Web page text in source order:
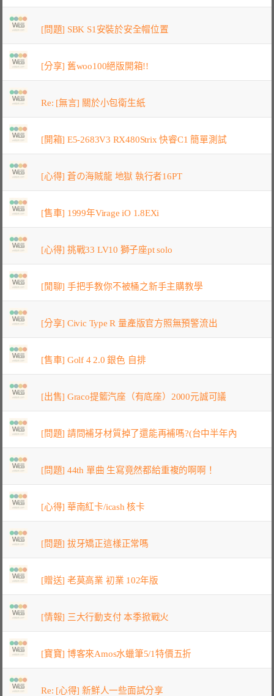
[問題] SBK S1安裝於安全帽位置
[分享] 舊woo100絕版開箱!!
Re: [無言] 關於小包衛生紙
[開箱] E5-2683V3 RX480Strix 快睿C1 簡單測試
[心得] 蒼の海賊龍 地獄 執行者16PT
[售車] 1999年Virage iO 1.8EXi
[心得] 挑戰33 LV10 獅子座pt solo
[閒聊] 手把手教你不被桶之新手主購教學
[分享] Civic Type R 量產版官方照無預警流出
[售車] Golf 4 2.0 銀色 自排
[出售] Graco提籃汽座（有底座）2000元誠可議
[問題] 請問補牙材質掉了還能再補嗎?(台中半年內
[問題] 44th 單曲 生寫竟然都給重複的啊啊！
[心得] 華南紅卡/icash 核卡
[問題] 拔牙矯正這樣正常嗎
[贈送] 老莫高業 初業 102年版
[情報] 三大行動支付 本季掀戰火
[寶寶] 博客來Amos水蠟筆5/1特價五折
Re: [心得] 新鮮人一些面試分享